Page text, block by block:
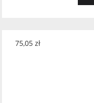
75,05 zł